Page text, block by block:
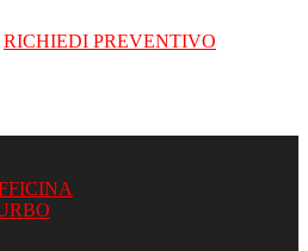
RICHIEDI PREVENTIVO